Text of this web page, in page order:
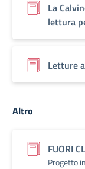
La
lettura
Letture
Altro
FUORI
Progetto